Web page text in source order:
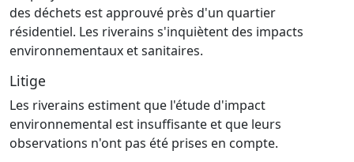
des déchets est approuvé près d'un quartier
résidentiel. Les riverains s'inquiètent des impacts
environnementaux et sanitaires.
Litige
Les riverains estiment que l'étude d'impact
environnemental est insuffisante et que leurs
observations n'ont pas été prises en compte.